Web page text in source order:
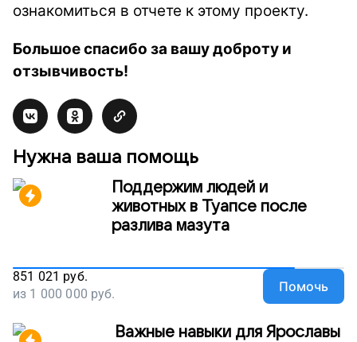
ознакомиться в отчете к этому проекту.
Большое спасибо за вашу доброту и
отзывчивость!
Нужна ваша помощь
Поддержим людей и
животных в Туапсе после
разлива мазута
851 021 руб.
из 1 000 000 руб. Помочь
Важные навыки для Ярославы